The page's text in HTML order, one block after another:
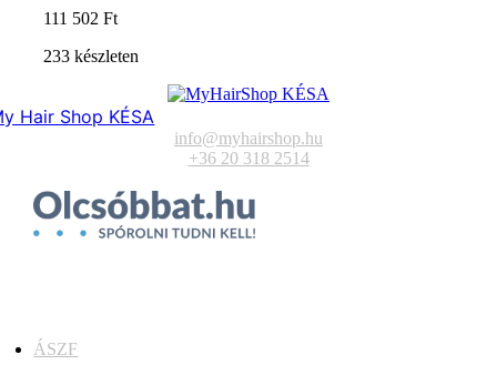
111 502Ft
233 készleten
Hair Shop KÉSA
info@myhairshop.hu
+36 20 318 2514
ÁSZF